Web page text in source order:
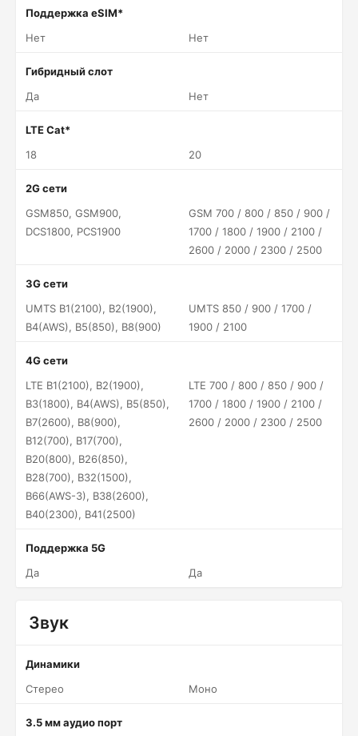
Поддержка eSIM*
Нет
Нет
Гибридный слот
Да
Нет
LTE Cat*
18
20
2G сети
GSM850, GSM900,
DCS1800, PCS1900
GSM 700 / 800 / 850 / 900 /
1700 / 1800 / 1900 / 2100 /
2600 / 2000 / 2300 / 2500
3G сети
UMTS B1(2100), B2(1900),
B4(AWS), B5(850), B8(900)
UMTS 850 / 900 / 1700 /
1900 / 2100
4G сети
LTE B1(2100), B2(1900),
B3(1800), B4(AWS), B5(850),
B7(2600), B8(900),
B12(700), B17(700),
B20(800), B26(850),
B28(700), B32(1500),
B66(AWS-3), B38(2600),
B40(2300), B41(2500)
LTE 700 / 800 / 850 / 900 /
1700 / 1800 / 1900 / 2100 /
2600 / 2000 / 2300 / 2500
Поддержка 5G
Да
Да
Звук
Динамики
Стерео
Моно
3.5 мм аудио порт